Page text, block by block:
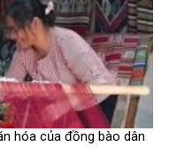
hóa của đồng bào dân